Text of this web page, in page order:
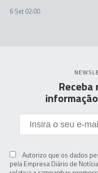
6 Set 02:00
Receba
Autorizo que os dados
pela Empresa Diário de